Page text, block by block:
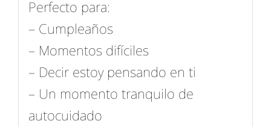
Perfecto para:
– Cumpleaños
– Momentos difíciles
– Decir estoy pensando en ti
– Un momento tranquilo de
autocuidado